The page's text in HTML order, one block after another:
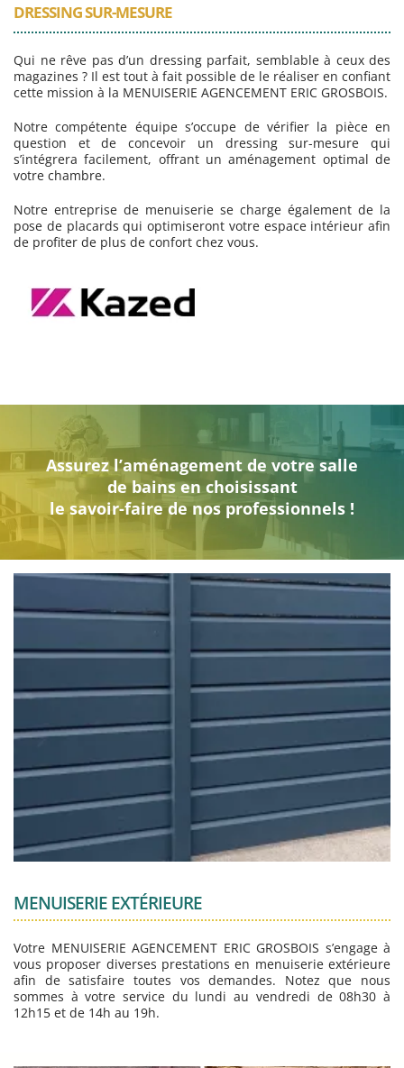
DRESSING SUR-MESURE
Qui ne rêve pas d’un dressing parfait, semblable à ceux des
magazines ? Il est tout à fait possible de le réaliser en confiant
cette mission à la MENUISERIE AGENCEMENT ERIC GROSBOIS.
Notre compétente équipe s’occupe de vérifier la pièce en
question et de concevoir un dressing sur-mesure qui
s’intégrera facilement, offrant un aménagement optimal de
votre chambre.
Notre entreprise de menuiserie se charge également de la
pose de placards qui optimiseront votre espace intérieur afin
de profiter de plus de confort chez vous.
Assurez l’aménagement de votre salle
de bains en choisissant
le savoir-faire de nos professionnels !
MENUISERIE EXTÉRIEURE
Votre MENUISERIE AGENCEMENT ERIC GROSBOIS s’engage à
vous proposer diverses prestations en menuiserie extérieure
afin de satisfaire toutes vos demandes. Notez que nous
sommes à votre service du lundi au vendredi de 08h30 à
12h15 et de 14h au 19h.